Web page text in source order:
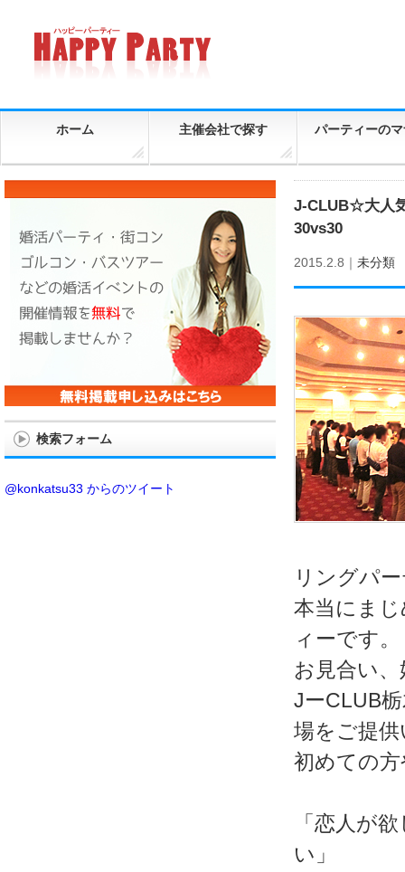
ホーム 主催会社で探す パーティーの
J-CLUB☆大人
30vs30
2015.2.8｜ 未分類
リングパ
本当にま
ィーです。
お見合い
JーCLUB
場をご提
初めての
「恋人が
い」
検索フォーム
@konkatsu33 からのツイート